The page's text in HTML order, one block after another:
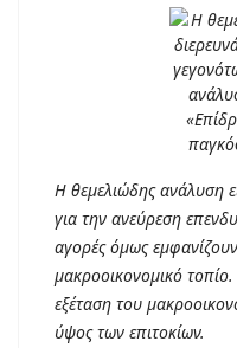
Η θεμελιώδης ανάλυση
για την ανεύρεση
αγορές όμως
μακροοικονομικό
εξέταση του
ύψος των επιτοκίων.